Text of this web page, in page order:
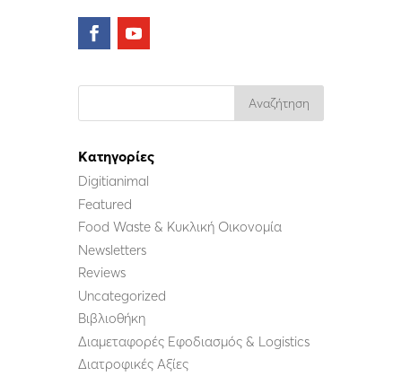
Kατηγορίες
Digitianimal
Featured
Food Waste & Κυκλική Οικονομία
Newsletters
Reviews
Uncategorized
Βιβλιοθήκη
Διαμεταφορές Εφοδιασμός & Logistics
Διατροφικές Αξίες